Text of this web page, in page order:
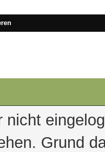
nicht
Grund